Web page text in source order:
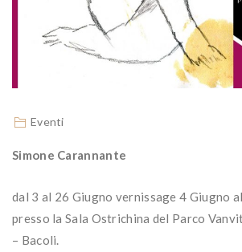
Eventi
Simone Carannante
dal 3 al 26 Giugno vernissage 4 Giugno
presso la Sala Ostrichina del Parco
– Bacoli.